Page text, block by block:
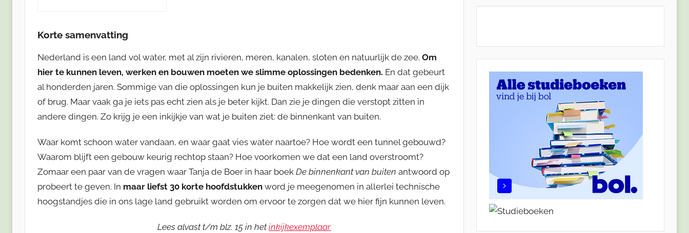
Korte samenvatting
Nederland is een land vol water, met al zijn rivieren, meren, kanalen, sloten en natuurlijk de zee. Om
hier te kunnen leven, werken en bouwen moeten we slimme oplossingen bedenken. En dat gebeurt
al honderden jaren. Sommige van die oplossingen kun je buiten makkelijk zien, denk maar aan een dijk
of brug. Maar vaak ga je iets pas echt zien als je beter kijkt. Dan zie je dingen die verstopt zitten in
andere dingen. Zo krijg je een inkijkje van wat je buiten ziet: de binnenkant van buiten.
Waar komt schoon water vandaan, en waar gaat vies water naartoe? Hoe wordt een tunnel gebouwd?
Waarom blijft een gebouw keurig rechtop staan? Hoe voorkomen we dat een land overstroomt?
Zomaar een paar van de vragen waar Tanja de Boer in haar boek De binnenkant van buiten antwoord op
probeert te geven. In maar liefst 30 korte hoofdstukken word je meegenomen in allerlei technische
hoogstandjes die in ons lage land gebruikt worden om ervoor te zorgen dat we hier fijn kunnen leven.
Lees alvast t/m blz. 15 in hetinkijkexemplaar